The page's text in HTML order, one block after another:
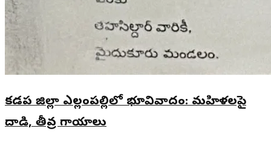
కడప జిల్లా ఎల్లంపల్లిలో భూవివాదం: మహిళలపై
దాడి, తీవ్ర గాయాలు